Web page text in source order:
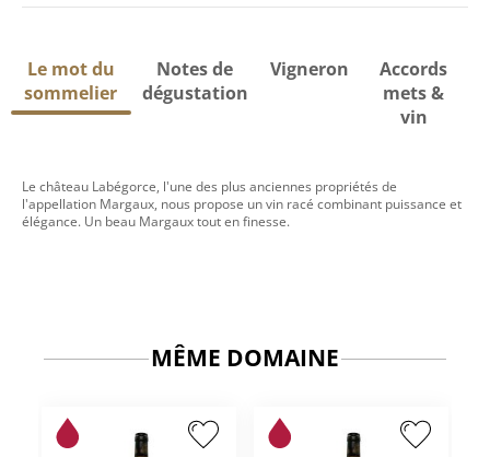
Le mot du
sommelier
Notes de
dégustation
Vigneron
Accords
mets &
vin
Le château Labégorce, l'une des plus anciennes propriétés de
l'appellation Margaux, nous propose un vin racé combinant puissance et
élégance. Un beau Margaux tout en finesse.
MÊME DOMAINE